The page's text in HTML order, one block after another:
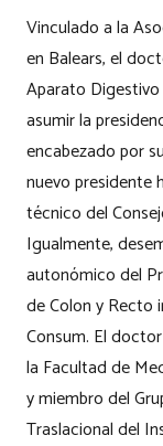
Vinculado a la
en Balears, el
Aparato
asumir la
encabezado por
nuevo presidente
técnico del
Igualmente,
autonómico del
de Colon y Recto
Consum. El
la Facultad de
y miembro del
Traslacional del